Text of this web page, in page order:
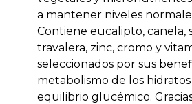
a mantener niveles
Contiene eucalipto, canela,
travalera, zinc, cromo y
seleccionados por sus
metabolismo de los
equilibrio glucémico.